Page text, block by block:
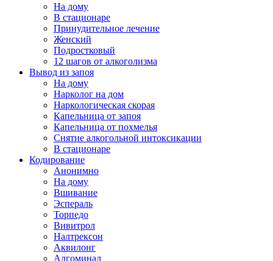
На дому
В стационаре
Принудительное лечение
Женский
Подростковый
12 шагов от алкоголизма
Вывод из запоя
На дому
Нарколог на дом
Наркологическая скорая
Капельница от запоя
Капельница от похмелья
Снятие алкогольной интоксикации
В стационаре
Кодирование
Анонимно
На дому
Вшивание
Эспераль
Торпедо
Вивитрол
Налтрексон
Аквилонг
Алгоминал